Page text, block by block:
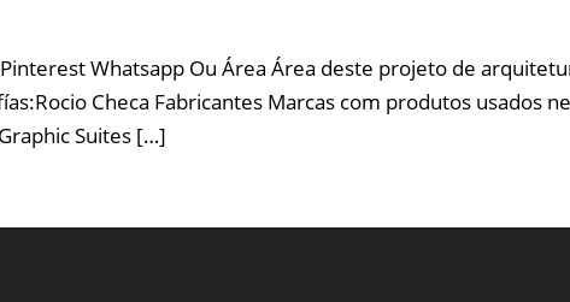
Whatsapp Ou Área Área deste projeto de
Checa Fabricantes Marcas com produtos usados
Suites […]